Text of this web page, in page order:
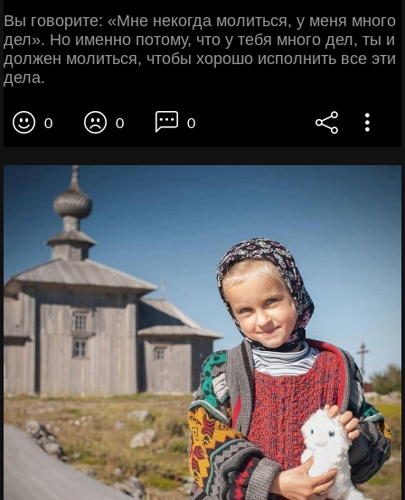
Вы говорите: «Мне некогда молиться, у меня много
дел». Но именно потому, что у тебя много дел, ты и
должен молиться, чтобы хорошо исполнить все эти
дела.
0 0 0